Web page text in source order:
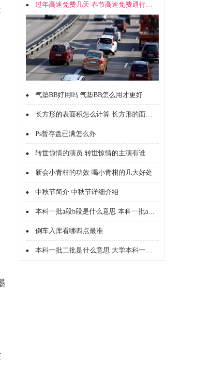
过年高速免费几天 春节高速免费通行时间
气垫BB好用吗 气垫BB怎么用才更好
长方形的表面积怎么计算 长方形的面积怎么计算的
Ps暂存盘已满怎么办
转世惊情的演员 转世惊情的主演有谁
新会小青柑的功效 喝小青柑的几大好处
中秋节简介 中秋节详细介绍
本科一批a段b段是什么意思 本科一批a段b段什么意思
倒车入库看哪四点最准
本科一批二批是什么意思 大学本科一批二批是什么意思